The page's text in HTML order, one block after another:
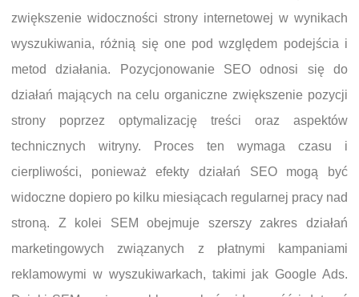
zwiększenie widoczności strony internetowej w wynikach
wyszukiwania, różnią się one pod względem podejścia i
metod działania. Pozycjonowanie SEO odnosi się do
działań mających na celu organiczne zwiększenie pozycji
strony poprzez optymalizację treści oraz aspektów
technicznych witryny. Proces ten wymaga czasu i
cierpliwości, ponieważ efekty działań SEO mogą być
widoczne dopiero po kilku miesiącach regularnej pracy nad
stroną. Z kolei SEM obejmuje szerszy zakres działań
marketingowych związanych z płatnymi kampaniami
reklamowymi w wyszukiwarkach, takimi jak Google Ads.